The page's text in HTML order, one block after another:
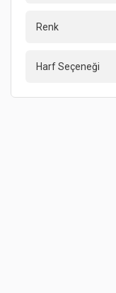
Renk
Harf Seçeneği